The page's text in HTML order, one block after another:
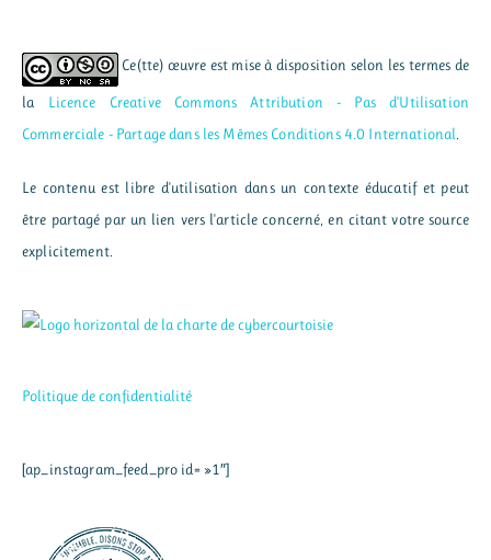
Ce(tte) œuvre est mise à disposition selon les termes de
la Licence Creative Commons Attribution - Pas d’Utilisation
Commerciale - Partage dans les Mêmes Conditions 4.0 International
Le contenu est libre d'utilisation dans un contexte éducatif et peut
être partagé par un lien vers l'article concerné, en citant votre source
explicitement.
Politique de confidentialité
[ap_instagram_feed_pro id= »1″]